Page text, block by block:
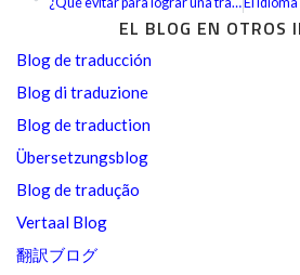
EL BLOG EN OTROS
Blog de traducción
Blog di traduzione
Blog de traduction
Übersetzungsblog
Blog de tradução
Vertaal Blog
翻訳ブログ